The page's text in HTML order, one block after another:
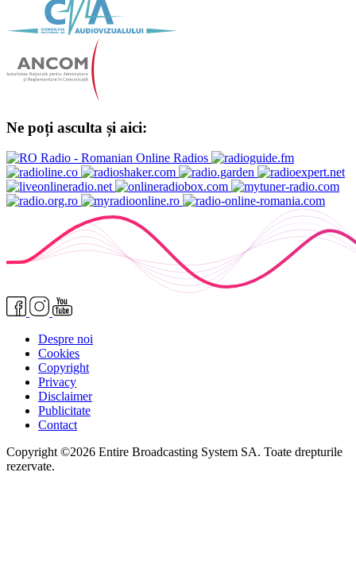
Ne poți asculta și aici:
Despre noi
Cookies
Copyright
Privacy
Disclaimer
Publicitate
Contact
Copyright ©2026 Entire Broadcasting System SA. Toate drepturile
rezervate.